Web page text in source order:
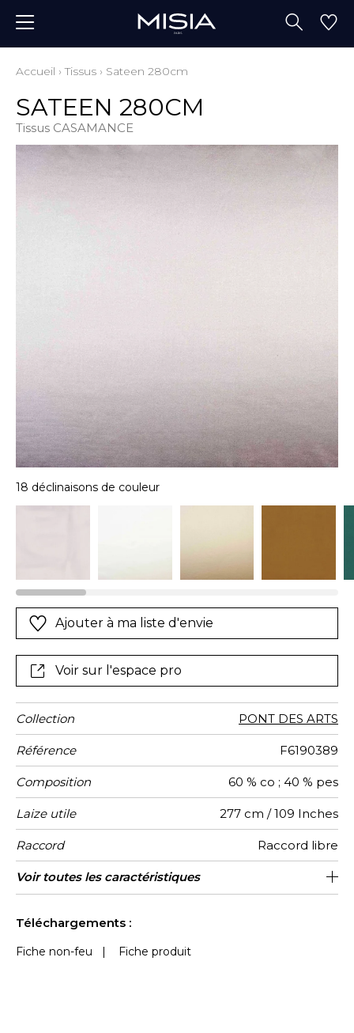
Accueil ›Tissus › Sateen 280cm
SATEEN 280CM
Tissus CASAMANCE
18 déclinaisons de couleur
Ajouter à ma liste d'envie
Voir sur l'espace pro
Collection PONT DES ARTS
Référence F6190389
Composition 60 % co ; 40 % pes
Laize utile 277 cm / 109 Inches
Raccord Raccord libre
Test
Martindale
35000
Usage
martindale
Siège à usage classique : 20.000 à
40.000 cycles (Martindale) et/ou 15,000
Sens De large
Poids g/m² 220
Usage
Entretien
Pays
d'origine
Inde
Voir toutes les caractéristiques
Téléchargements :
Fiche non-feu | Fiche produit